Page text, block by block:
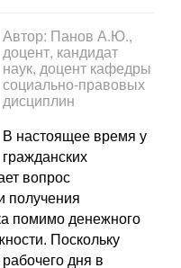
Автор: Панов А.Ю.,
доцент, кандидат
наук, доцент кафедры
социально-правовых
дисциплин
В настоящее время у
гражданских
вопрос
получения
помимо денежного
Поскольку
дня в